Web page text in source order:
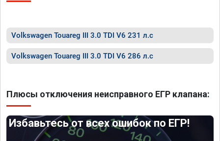
Volkswagen Touareg III 3.0 TDI V6 231 л.с
Volkswagen Touareg III 3.0 TDI V6 286 л.с
Плюсы отключения неисправного ЕГР клапана:
Избавьтесь от всех ошибок по ЕГР!